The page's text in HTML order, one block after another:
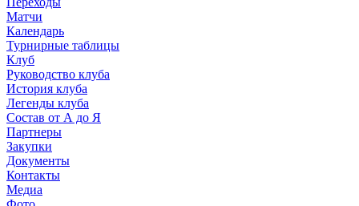
Матчи
Календарь
Турнирные таблицы
Клуб
Руководство клуба
История клуба
Легенды клуба
Состав от А до Я
Партнеры
Закупки
Документы
Контакты
Медиа